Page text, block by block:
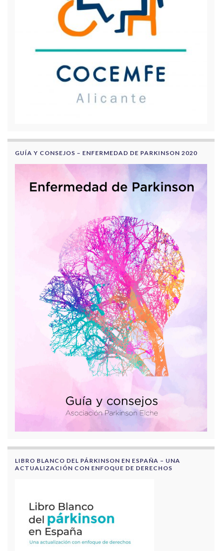
GUÍA Y CONSEJOS – ENFERMEDAD DE PARKINSON 2020
LIBRO BLANCO DEL PÁRKINSON EN ESPAÑA – UNA
ACTUALIZACIÓN CON ENFOQUE DE DERECHOS